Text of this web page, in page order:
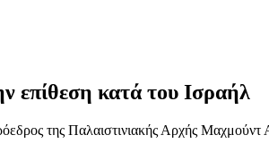
επίθεση κατά του Ισραήλ
της Παλαιστινιακής Αρχής